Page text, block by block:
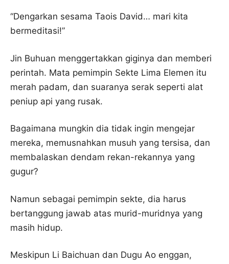
“Dengarkan sesama Taois David… mari kita
bermeditasi!”
Jin Buhuan menggertakkan giginya dan memberi
perintah. Mata pemimpin Sekte Lima Elemen itu
merah padam, dan suaranya serak seperti alat
peniup api yang rusak.
Bagaimana mungkin dia tidak ingin mengejar
mereka, memusnahkan musuh yang tersisa, dan
membalaskan dendam rekan-rekannya yang
gugur?
Namun sebagai pemimpin sekte, dia harus
bertanggung jawab atas murid-muridnya yang
masih hidup.
Meskipun Li Baichuan dan Dugu Ao enggan,